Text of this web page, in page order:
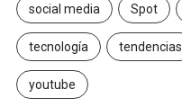
social media Spot
tecnología tendencias
youtube